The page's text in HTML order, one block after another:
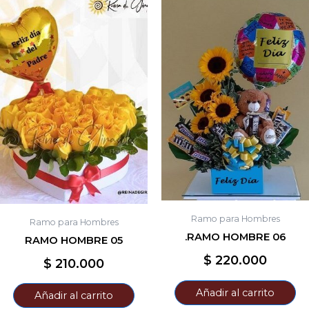
Ramo para Hombres
RAMO HOMBRE 05
$ 210.000
Añadir al carrito
Ramo para Hombres
.RAMO HOMBRE 06
$ 220.000
Añadir al carrito